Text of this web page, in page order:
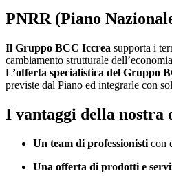
PNRR (Piano
Il Gruppo BCC Iccrea supporta i
cambiamento strutturale
L’offerta specialistica del Gruppo
previste dal Piano ed integrarle con
I vantaggi della nostra
Un team di professionisti con
Una offerta di prodotti e